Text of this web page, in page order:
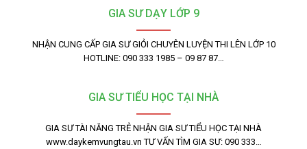
GIA SƯ DẠY LỚP 9
NHẬN CUNG CẤP GIA SƯ GIỎI CHUYÊN LUYỆN THI LÊN LỚP 10
HOTLINE: 090 333 1985 – 09 87 87…
GIA SƯ TIỂU HỌC TẠI NHÀ
GIA SƯ TÀI NĂNG TRẺ NHẬN GIA SƯ TIỂU HỌC TẠI NHÀ
www.daykemvungtau.vn TƯ VẤN TÌM GIA SƯ: 090 333…